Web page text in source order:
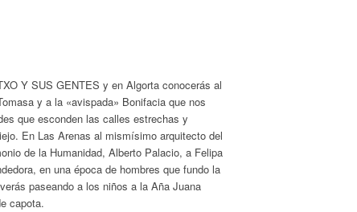
Y SUS GENTES y en Algorta conocerás al
y a la «avispada» Bonifacia que nos
que esconden las calles estrechas y
En Las Arenas al mismísimo arquitecto del
de la Humanidad, Alberto Palacio, a Felipa
en una época de hombres que fundo la
paseando a los niños a la Aña Juana
capota.